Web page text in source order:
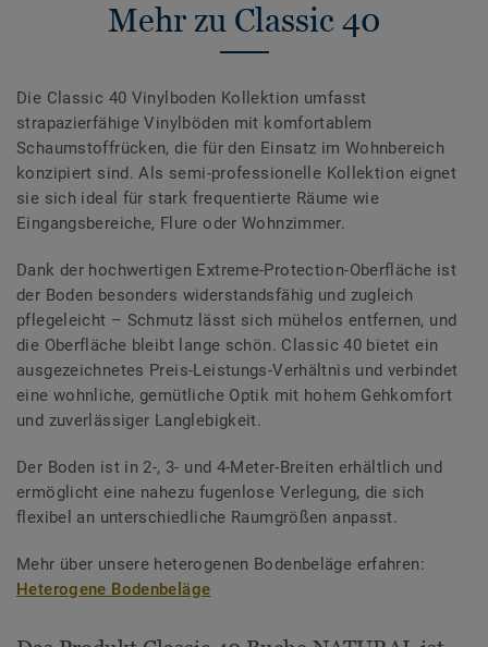
Mehr zu Classic 40
Die Classic 40 Vinylboden Kollektion umfasst
strapazierfähige Vinylböden mit komfortablem
Schaumstoffrücken, die für den Einsatz im Wohnbereich
konzipiert sind. Als semi-professionelle Kollektion eignet
sie sich ideal für stark frequentierte Räume wie
Eingangsbereiche, Flure oder Wohnzimmer.
Dank der hochwertigen Extreme-Protection-Oberfläche ist
der Boden besonders widerstandsfähig und zugleich
pflegeleicht – Schmutz lässt sich mühelos entfernen, und
die Oberfläche bleibt lange schön. Classic 40 bietet ein
ausgezeichnetes Preis-Leistungs-Verhältnis und verbindet
eine wohnliche, gemütliche Optik mit hohem Gehkomfort
und zuverlässiger Langlebigkeit.
Der Boden ist in 2-, 3- und 4-Meter-Breiten erhältlich und
ermöglicht eine nahezu fugenlose Verlegung, die sich
flexibel an unterschiedliche Raumgrößen anpasst.
Mehr über unsere heterogenen Bodenbeläge erfahren:
Heterogene Bodenbeläge